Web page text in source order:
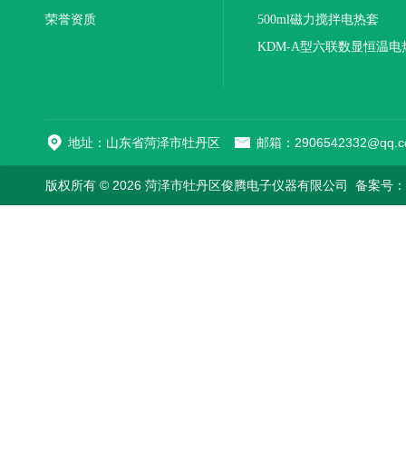
荣誉资质
500ml磁力搅拌电热套
KDM-A型六联数显恒温电
地址：山东省菏泽市牡丹区 邮箱：
版权所有 © 2026 菏泽市牡丹区俊腾电子仪器有限公司 备案号